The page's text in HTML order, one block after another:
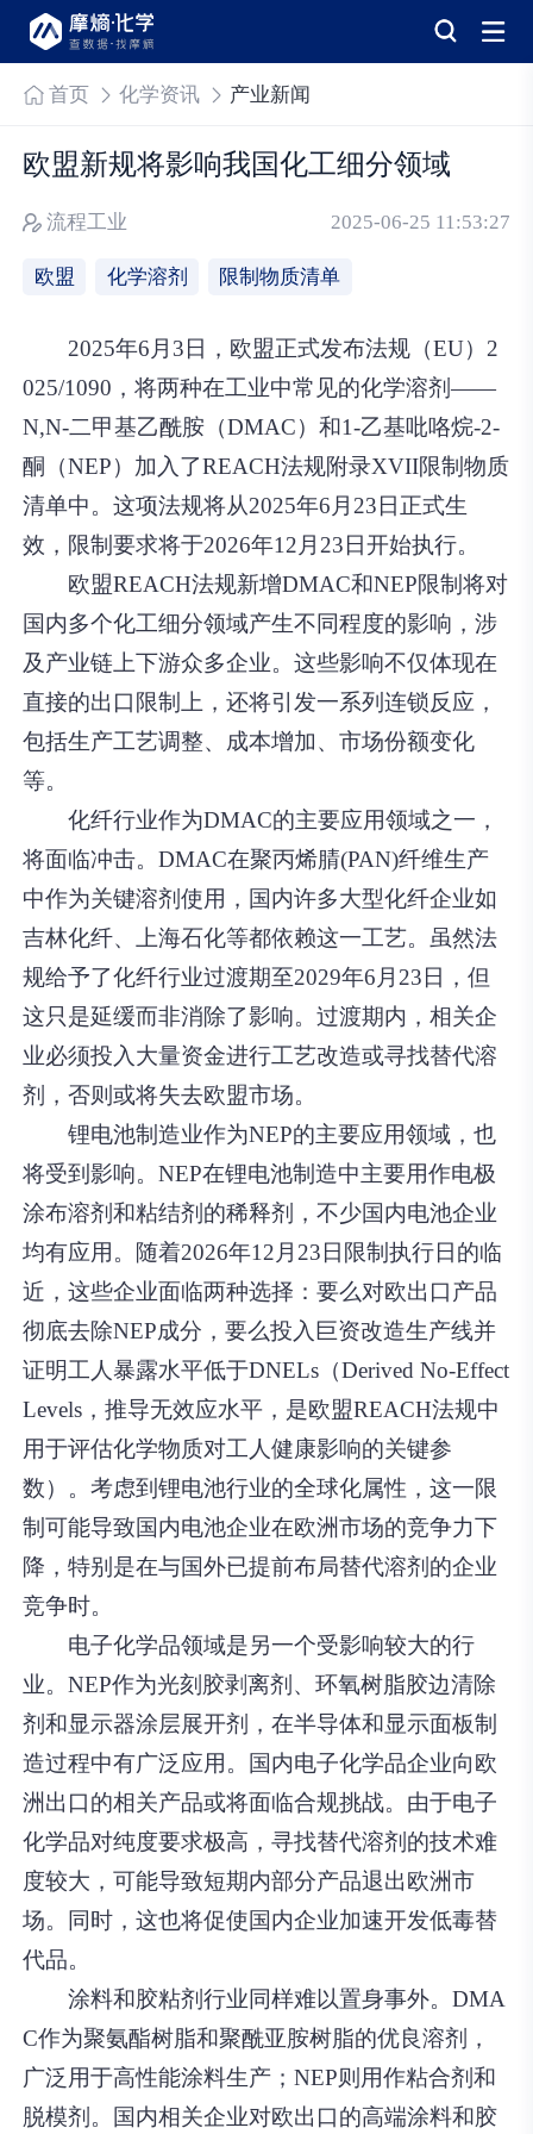
首页 化学资讯 产业新闻
欧盟新规将影响我国化工细分领域
流程工业 2025-06-25 11:53:27
欧盟 化学溶剂 限制物质清单
2025年6月3日，欧盟正式发布法规（EU）2
025/1090，将两种在工业中常见的化学溶剂——
N,N-二甲基乙酰胺（DMAC）和1-乙基吡咯烷-2-
酮（NEP）加入了REACH法规附录XVII限制物质
清单中。这项法规将从2025年6月23日正式生
效，限制要求将于2026年12月23日开始执行。
欧盟REACH法规新增DMAC和NEP限制将对
国内多个化工细分领域产生不同程度的影响，涉
及产业链上下游众多企业。这些影响不仅体现在
直接的出口限制上，还将引发一系列连锁反应，
包括生产工艺调整、成本增加、市场份额变化
等。
化纤行业作为DMAC的主要应用领域之一，
将面临冲击。DMAC在聚丙烯腈(PAN)纤维生产
中作为关键溶剂使用，国内许多大型化纤企业如
吉林化纤、上海石化等都依赖这一工艺。虽然法
规给予了化纤行业过渡期至2029年6月23日，但
这只是延缓而非消除了影响。过渡期内，相关企
业必须投入大量资金进行工艺改造或寻找替代溶
剂，否则或将失去欧盟市场。
锂电池制造业作为NEP的主要应用领域，也
将受到影响。NEP在锂电池制造中主要用作电极
涂布溶剂和粘结剂的稀释剂，不少国内电池企业
均有应用。随着2026年12月23日限制执行日的临
近，这些企业面临两种选择：要么对欧出口产品
彻底去除NEP成分，要么投入巨资改造生产线并
证明工人暴露水平低于DNELs（Derived No-Effect
Levels，推导无效应水平，是欧盟REACH法规中
用于评估化学物质对工人健康影响的关键参
数）。考虑到锂电池行业的全球化属性，这一限
制可能导致国内电池企业在欧洲市场的竞争力下
降，特别是在与国外已提前布局替代溶剂的企业
竞争时。
电子化学品领域是另一个受影响较大的行
业。NEP作为光刻胶剥离剂、环氧树脂胶边清除
剂和显示器涂层展开剂，在半导体和显示面板制
造过程中有广泛应用。国内电子化学品企业向欧
洲出口的相关产品或将面临合规挑战。由于电子
化学品对纯度要求极高，寻找替代溶剂的技术难
度较大，可能导致短期内部分产品退出欧洲市
场。同时，这也将促使国内企业加速开发低毒替
代品。
涂料和胶粘剂行业同样难以置身事外。DMA
C作为聚氨酯树脂和聚酰亚胺树脂的优良溶剂，
广泛用于高性能涂料生产；NEP则用作粘合剂和
脱模剂。国内相关企业对欧出口的高端涂料和胶